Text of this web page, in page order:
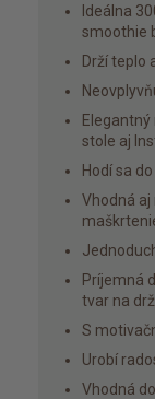
Ideálna
smoothie
Drží teplo
stole aj
Hodí sa
Vhodná aj
Príjemná
tvar na
S
Urobí
Vhodná